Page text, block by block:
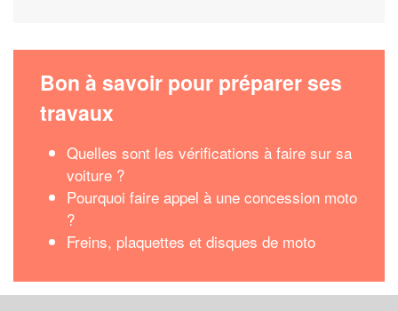
Bon à savoir pour préparer ses
travaux
Quelles sont les vérifications à faire sur sa
voiture ?
Pourquoi faire appel à une concession moto
?
Freins, plaquettes et disques de moto